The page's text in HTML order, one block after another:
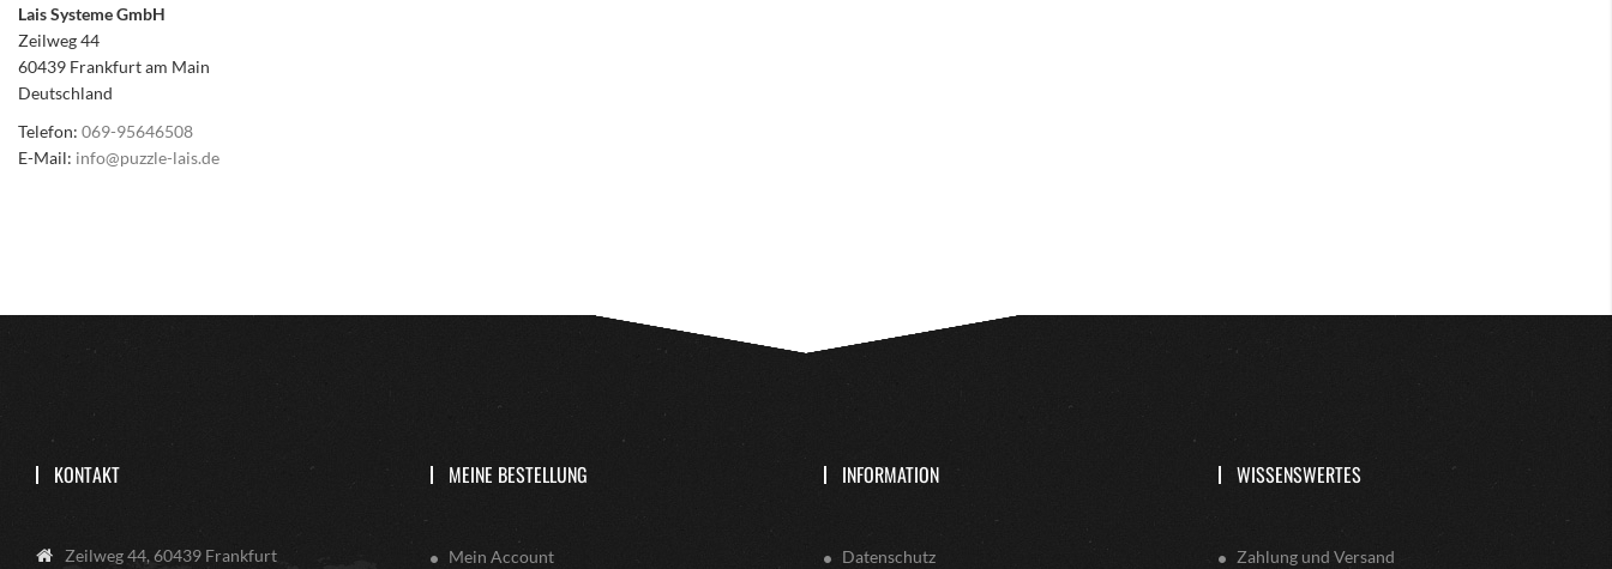
Lais Systeme GmbH
Zeilweg 44
60439 Frankfurt am Main
Deutschland
Telefon: 069-95646508
E-Mail: info@puzzle-lais.de
KONTAKT
Zeilweg 44, 60439 Frankfurt
MEINE BESTELLUNG
Mein Account
INFORMATION
Datenschutz
WISSENSWERTES
Zahlung und Versand